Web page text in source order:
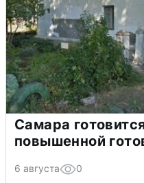
Самара
повышенной
6 августа 0